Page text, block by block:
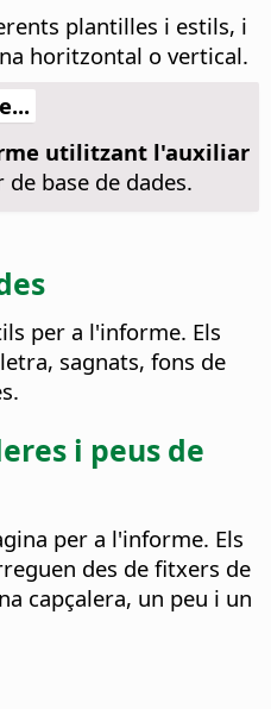
plantilles i estils, i
horitzontal o vertical.
utilitzant l'auxiliar
base de dades.
per a l'informe. Els
sagnats, fons de
i peus de
per a l'informe. Els
des de fitxers de
capçalera, un peu i un